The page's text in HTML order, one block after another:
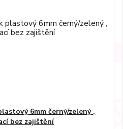
6mm černý/zelený ,
bez zajištění